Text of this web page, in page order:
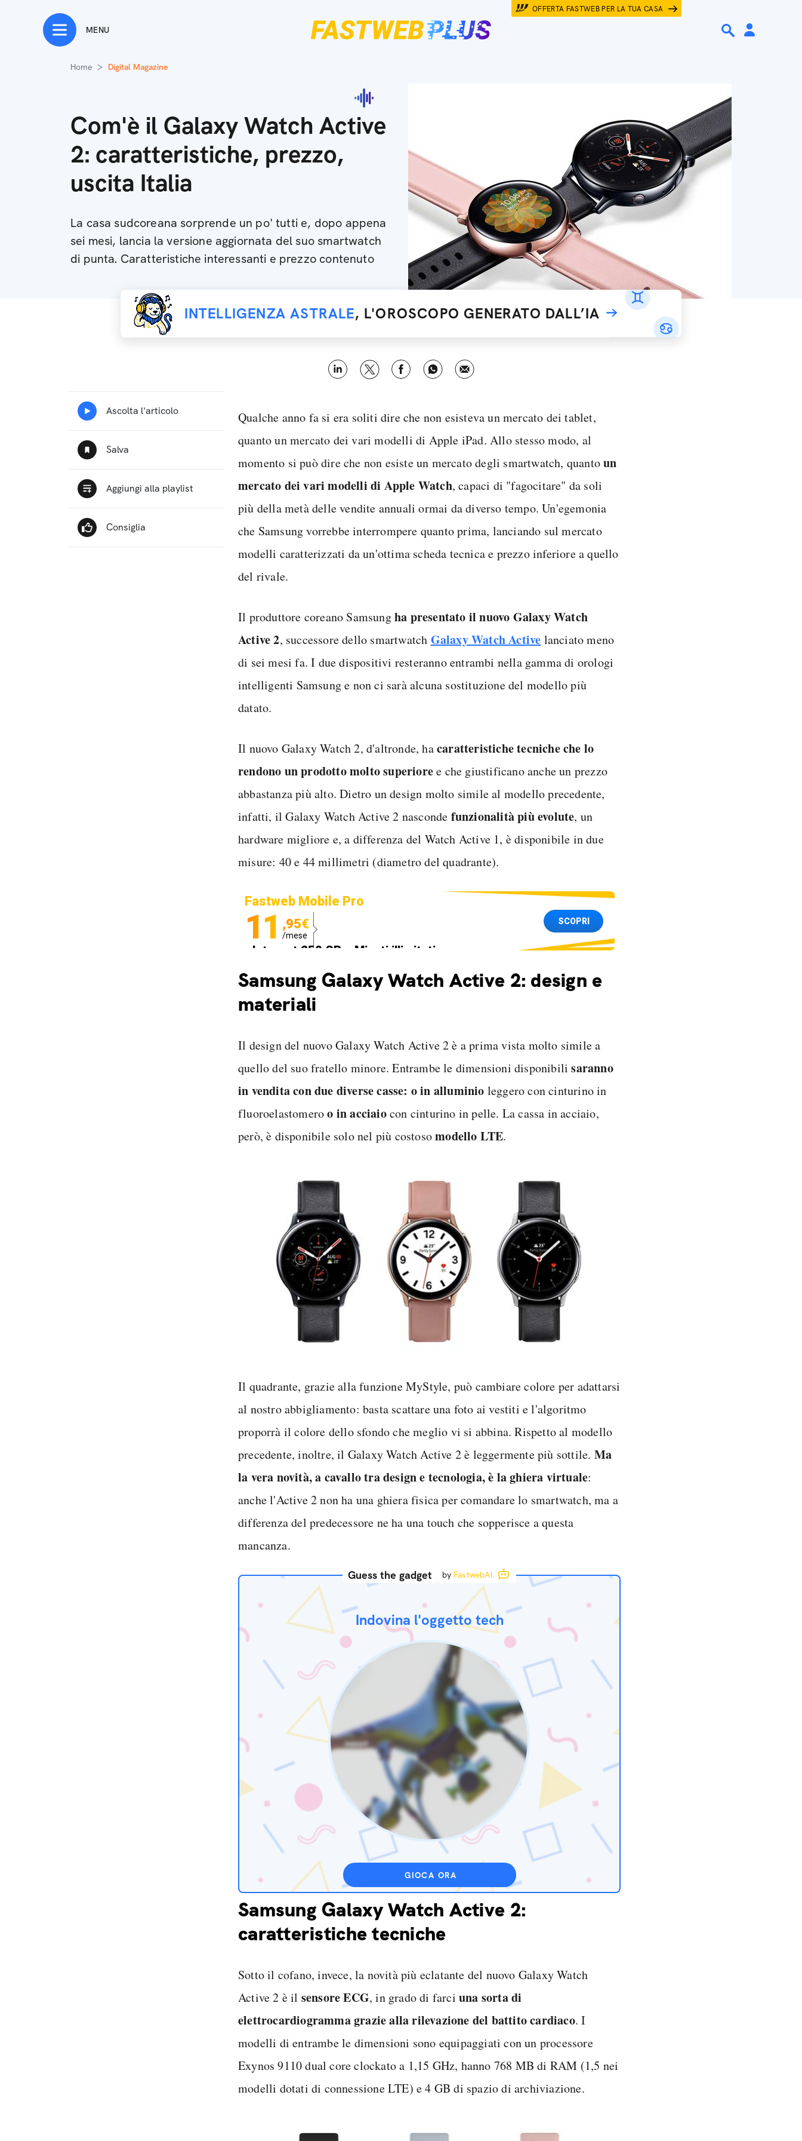
OFFERTA FASTWEB PER LA TUA CASA
MENU
Home Digital Magazine
Com'è il Galaxy Watch Active
2: caratteristiche, prezzo,
uscita Italia
La casa sudcoreana sorprende un po' tutti e, dopo appena
sei mesi, lancia la versione aggiornata del suo smartwatch
di punta. Caratteristiche interessanti e prezzo contenuto
INTELLIGENZA ASTRALE, L'OROSCOPO GENERATO DALL’IA
Qualche anno fa si era soliti dire che non esisteva un mercato dei tablet,
quanto un mercato dei vari modelli di Apple iPad. Allo stesso modo, al
momento si può dire che non esiste un mercato degli smartwatch, quantoun
mercato dei vari modelli di Apple Watch, capaci di "fagocitare" da soli
più della metà delle vendite annuali ormai da diverso tempo. Un'egemonia
che Samsung vorrebbe interrompere quanto prima, lanciando sul mercato
modelli caratterizzati da un'ottima scheda tecnica e prezzo inferiore a quello
del rivale.
Il produttore coreano Samsungha presentato il nuovo Galaxy Watch
Active 2, successore dello smartwatch Galaxy Watch Active lanciato meno
di sei mesi fa. I due dispositivi resteranno entrambi nella gamma di orologi
intelligenti Samsung e non ci sarà alcuna sostituzione del modello più
datato.
Il nuovo Galaxy Watch 2, d'altronde, hacaratteristiche tecniche che lo
rendono un prodotto molto superioree che giustificano anche un prezzo
abbastanza più alto. Dietro un design molto simile al modello precedente,
infatti, il Galaxy Watch Active 2 nasconde funzionalità più evolute, un
hardware migliore e, a differenza del Watch Active 1, è disponibile in due
misure: 40 e 44 millimetri (diametro del quadrante).
Fastweb Mobile Pro
11 ,95€
/mese
Internet 250 GB e Minuti illimitati
SCOPRI
Samsung Galaxy Watch Active 2: design e
materiali
Il design del nuovo Galaxy Watch Active 2 è a prima vista molto simile a
quello del suo fratello minore. Entrambe le dimensioni disponibilisaranno
in vendita con due diverse casse: o in alluminio leggero con cinturino in
fluoroelastomeroo in acciaiocon cinturino in pelle. La cassa in acciaio,
però, è disponibile solo nel più costosomodello LTE.
Il quadrante, grazie alla funzione MyStyle, può cambiare colore per adattarsi
al nostro abbigliamento: basta scattare una foto ai vestiti e l'algoritmo
proporrà il colore dello sfondo che meglio vi si abbina. Rispetto al modello
precedente, inoltre, il Galaxy Watch Active 2 è leggermente più sottile. Ma
la vera novità, a cavallo tra design e tecnologia, è la ghiera virtuale:
anche l'Active 2 non ha una ghiera fisica per comandare lo smartwatch, ma a
differenza del predecessore ne ha una touch che sopperisce a questa
mancanza.
Guess the gadget by FastwebAI
Indovina l'oggetto tech
GIOCA ORA
Samsung Galaxy Watch Active 2:
caratteristiche tecniche
Sotto il cofano, invece, la novità più eclatante del nuovo Galaxy Watch
Active 2 è il sensore ECG, in grado di farciuna sorta di
elettrocardiogramma grazie alla rilevazione del battito cardiaco. I
modelli di entrambe le dimensioni sono equipaggiati con un processore
Exynos 9110 dual core clockato a 1,15 GHz, hanno 768 MB di RAM (1,5 nei
modelli dotati di connessione LTE) e 4 GB di spazio di archiviazione.